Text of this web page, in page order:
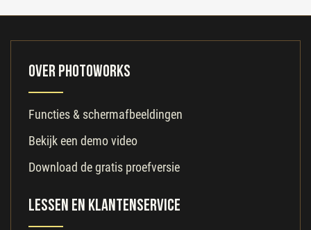
Over PhotoWorks
Functies & schermafbeeldingen
Bekijk een demo video
Download de gratis proefversie
Lessen en klantenservice